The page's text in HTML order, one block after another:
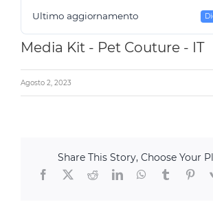
Ultimo aggiornamento
Media Kit - Pet Couture - IT
Agosto 2, 2023
Share This Story, Choose Your
Facebook
X RedditLinkedInWhatsApp
Tumblr